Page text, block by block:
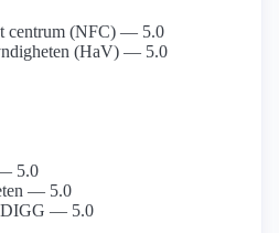
centrum (NFC) — 5.0
(HaV) — 5.0
5.0
— 5.0
DIGG — 5.0